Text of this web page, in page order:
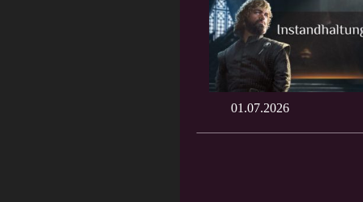
01.07.2026